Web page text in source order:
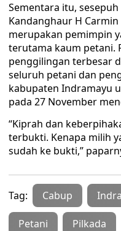
Sementara itu,
Kandanghaur H
merupakan pemimpin
terutama kaum petani.
penggilingan terbesar
seluruh petani dan
kabupaten Indramayu
pada 27 November
“Kiprah dan
terbukti. Kenapa milih
sudah ke bukti,”
Tag: Cabup
Petani Pilkada